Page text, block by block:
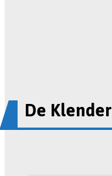
De Klender